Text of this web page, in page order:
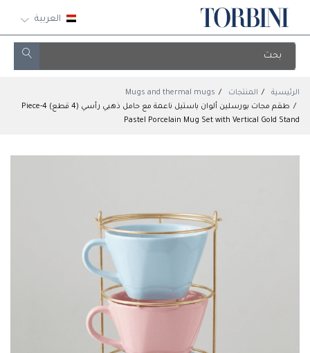
العربية
الرئيسية المنتجات
Mugs and thermal mugs
طقم مجات بورسلين ألوان باستيل ناعمة مع حامل ذهبي رأسي (4 قطع) 4-Piece
Pastel Porcelain Mug Set with Vertical Gold Stand